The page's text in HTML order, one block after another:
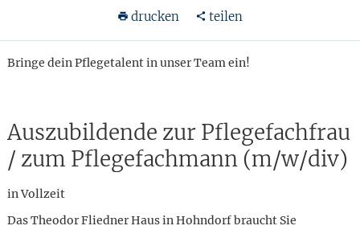
drucken teilen
Bringe dein Pflegetalent in unser Team ein!
Auszubildende zur Pflegefachfrau
/ zum Pflegefachmann (m/w/div)
in Vollzeit
Das Theodor Fliedner Haus in Hohndorf braucht Sie